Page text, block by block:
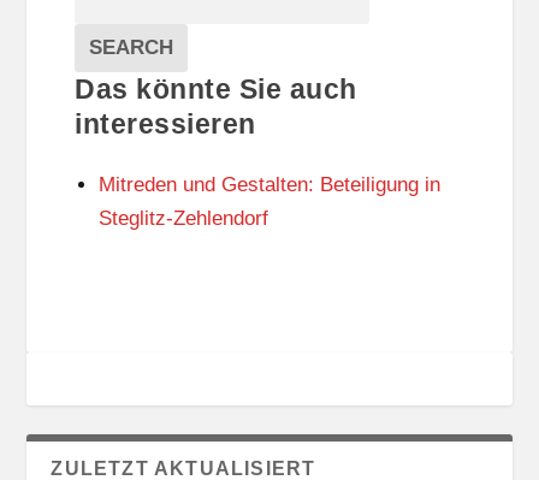
A
L
T
U
N
S
O
E
G
O
R
N
Veranstaltungen
SEARCH
Das könnte Sie auch
interessieren
Mitreden und Gestalten: Beteiligung in
Steglitz-Zehlendorf
ZULETZT AKTUALISIERT